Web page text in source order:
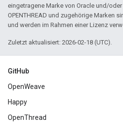
eingetragene Marke von Oracle und/
OPENTHREAD und zugehörige Marken
und werden im Rahmen einer Lizenz
Zuletzt aktualisiert: 2026-02-18 (UTC).
GitHub
OpenWeave
Happy
OpenThread